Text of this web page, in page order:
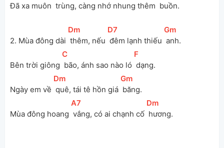
Đã xa muôn trùng, càng nhớ nhung thêm buồn.
2. Mùa đông dài
[Dm
thêm, nếu
[D7
đêm lạnh thiếu
[
Gm
anh.
Bên trời giông
[
C
bão, ánh sao nào ló
[F
dạng.
Ngày em về
[Dm
quê, tái tê hồn giá
[
Gm
băng.
Mùa đông hoang
[
A7
vắng, có ai chạnh cố
[Dm
hương.